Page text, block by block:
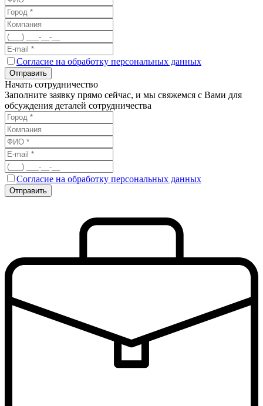
Согласие на обработку персональных данных
Отправить
Начать сотрудничество
Заполните заявку прямо сейчас, и мы свяжемся с Вами для
обсуждения деталей сотрудничества
Согласие на обработку персональных данных
Отправить